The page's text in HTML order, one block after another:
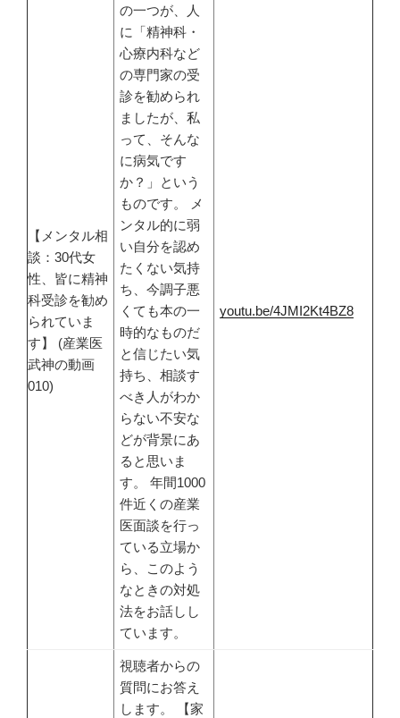
【メンタル相
談：30代女
性、皆に精神
科受診を勧め
られていま
す】 (産業医
武神の動画
010)
の一つが、人
に「精神科・
心療内科など
の専門家の受
診を勧められ
ましたが、私
って、そんな
に病気です
か？」という
ものです。 メ
ンタル的に弱
い自分を認め
たくない気持
ち、今調子悪
くても本の一
時的なものだ
と信じたい気
持ち、相談す
べき人がわか
らない不安な
どが背景にあ
ると思いま
す。 年間1000
件近くの産業
医面談を行っ
ている立場か
ら、このよう
なときの対処
法をお話しし
ています。
youtu.be/4JMI2Kt4BZ8
視聴者からの
質問にお答え
します。 【家